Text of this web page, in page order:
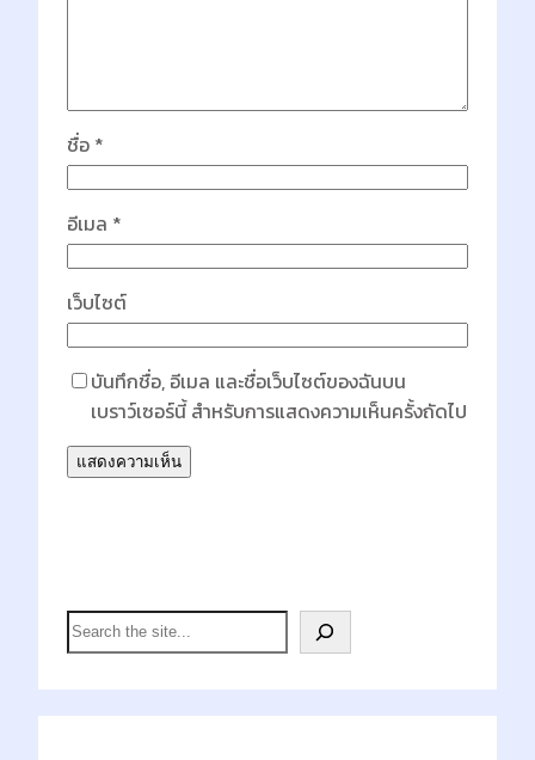
ชื่อ *
อีเมล *
เว็บไซต์
บันทึกชื่อ, อีเมล และชื่อเว็บไซต์ของฉันบน
เบราว์เซอร์นี้ สำหรับการแสดงความเห็นครั้งถัดไป
S
e
a
r